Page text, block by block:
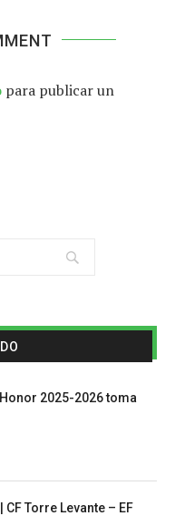
para publicar un
2025-2026 toma
| CF Torre Levante – EF